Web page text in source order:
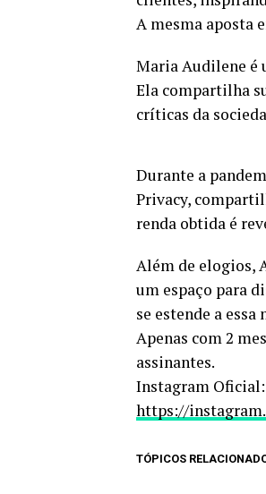
A mesma aposta
Maria Audilene é
Ela compartilha
críticas da
Durante a
Privacy,
renda obtida é
Além de elogios,
um espaço para
se estende a
Apenas com 2
assinantes.
Instagram Oficial:
https://
TÓPICOS